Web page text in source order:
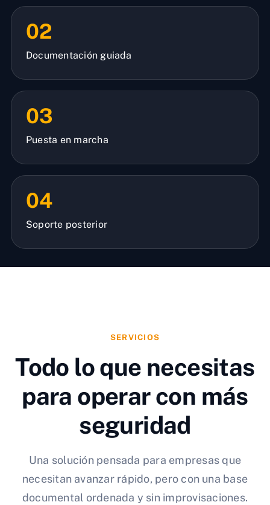
02
Documentación guiada
03
Puesta en marcha
04
Soporte posterior
SERVICIOS
Todo lo que necesitas
para operar con más
seguridad
Una solución pensada para empresas que
necesitan avanzar rápido, pero con una base
documental ordenada y sin improvisaciones.